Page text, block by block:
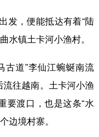
，便能抵达有着“陆
水镇土卡河小渔村。
道”李仙江蜿蜒南流
往越南。土卡河小渔
要渡口，也是这条“水
边境村寨。